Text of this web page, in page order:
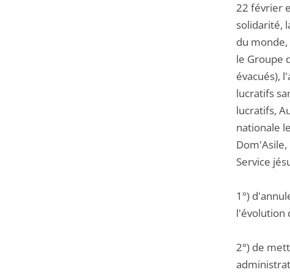
22 février
solidarité,
du
le Groupe
évacués),
lucratifs
lucratifs,
nationale
Dom'Asile,
Service
1°)
l'évolution
2°) de